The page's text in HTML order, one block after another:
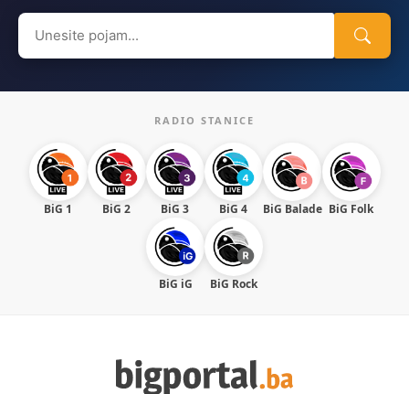
Search
for:
RADIO STANICE
BiG 1 BiG 2 BiG 3 BiG 4 BiG Balade BiG Folk
BiG iG BiG Rock